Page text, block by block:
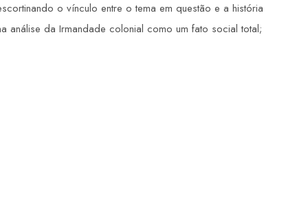
o vínculo entre o tema em questão e a história
da Irmandade colonial como um fato social total;